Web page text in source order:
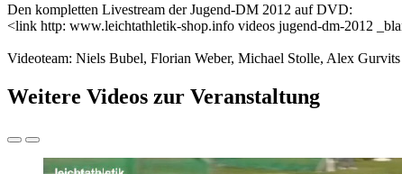
Den kompletten Livestream der Jugend-DM 2012 auf DVD:
<link http: www.leichtathletik-shop.info videos jugend-dm-2012
Videoteam: Niels Bubel, Florian Weber, Michael Stolle, Alex
Weitere Videos zur Veranstaltung